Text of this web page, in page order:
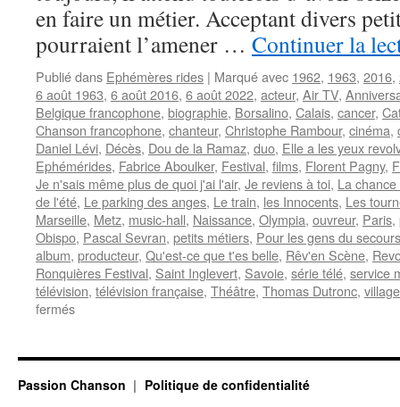
en faire un métier. Acceptant divers
pourraient l’amener … Continuer la
Publié dans Ephémères rides | Marqué avec 1962, 1963, 2016,
6 août 1963, 6 août 2016, 6 août 2022, acteur, Air TV,
Belgique francophone, biographie, Borsalino, Calais, cancer,
Chanson francophone, chanteur, Christophe Rambour, cinéma,
Daniel Lévi, Décès, Dou de la Ramaz, duo, Elle a les yeux
Ephémérides, Fabrice Aboulker, Festival, films, Florent Pagny,
Je n'sais même plus de quoi j'ai l'air, Je reviens à toi, La
de l'été, Le parking des anges, Le train, les Innocents, Les
Marseille, Metz, music-hall, Naissance, Olympia, ouvreur, Paris,
Obispo, Pascal Sevran, petits métiers, Pour les gens du secours
album, producteur, Qu'est-ce que t'es belle, Rêv'en Scène,
Ronquières Festival, Saint Inglevert, Savoie, série télé, service
télévision, télévision française, Théâtre, Thomas Dutronc,
ferméssur
Passion Chanson Politique de confidentialité